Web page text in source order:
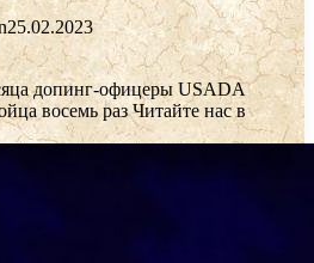
25.02.2023
допинг-офицеры USADA
восемь разЧитайте нас в